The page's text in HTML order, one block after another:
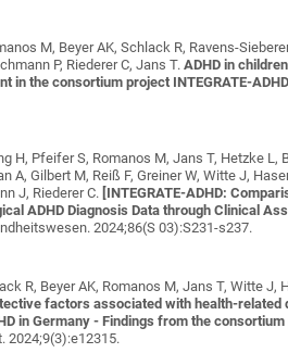
M, Beyer AK, Schlack R, Ravens-
P, Riederer C, Jans T.ADHD in
in the consortium project INTEGRATE-ADHD
H, Pfeifer S, Romanos M, Jans T, Hetzke L,
A, Gilbert M, Reiß F, Greiner W, Witte J,
J, Riederer C. [INTEGRATE-ADHD:
ADHD Diagnosis Data through Clinical
2024;86(S 03):S231-s237.
R, Beyer AK, Romanos M, Jans T, Witte J,
factors associated with health-related
in Germany - Findings from the
2024;9(3):e12315.